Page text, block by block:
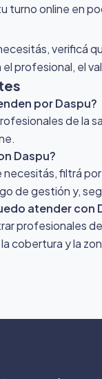
turno online en
verificá
profesional, el
por Daspu?
de la
Daspu?
filtrá
de gestión y,
atender con
profesionales
cobertura y la